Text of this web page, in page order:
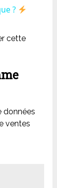
?
cette
données
ventes